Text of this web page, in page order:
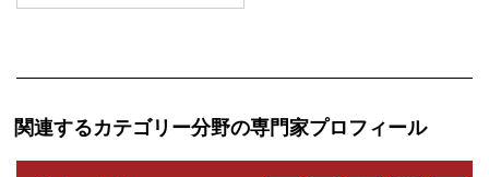
関連するカテゴリー分野の専門家プロフィール